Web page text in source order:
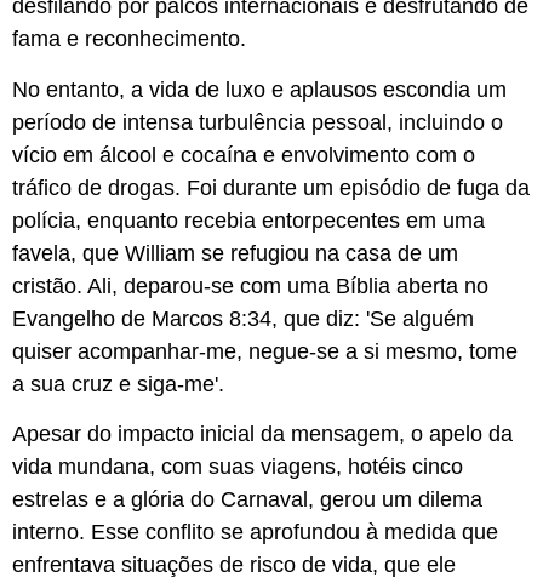
desfilando por palcos internacionais e desfrutando de
fama e reconhecimento.
No entanto, a vida de luxo e aplausos escondia um
período de intensa turbulência pessoal, incluindo o
vício em álcool e cocaína e envolvimento com o
tráfico de drogas. Foi durante um episódio de fuga da
polícia, enquanto recebia entorpecentes em uma
favela, que William se refugiou na casa de um
cristão. Ali, deparou-se com uma Bíblia aberta no
Evangelho de Marcos 8:34, que diz: 'Se alguém
quiser acompanhar-me, negue-se a si mesmo, tome
a sua cruz e siga-me'.
Apesar do impacto inicial da mensagem, o apelo da
vida mundana, com suas viagens, hotéis cinco
estrelas e a glória do Carnaval, gerou um dilema
interno. Esse conflito se aprofundou à medida que
enfrentava situações de risco de vida, que ele